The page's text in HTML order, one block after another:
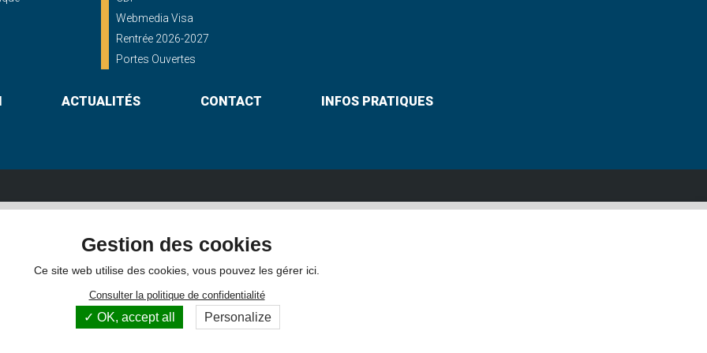
Webmedia Visa
Rentrée 2026-2027
Portes Ouvertes
ACTUALITÉS CONTACT INFOS PRATIQUES
- 56000 VANNES
Itinéraire
16, rue du Maréchal Foch - 56000 VANNES
02 97 46 60 30 Itinéraire
Gestion des cookies
Ce site web utilise des cookies, vous pouvez les gérer ici.
Consulter la politique de confidentialité
OK, accept all Personalize